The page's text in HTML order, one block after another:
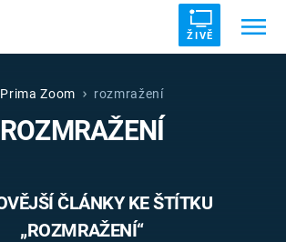
ŽIVĚ
UFO DRUHÁ SVĚTOVÁ VÁLKA
DÁVNOVĚKU
Prima Zoom rozmražení
ROZMRAŽENÍ
ČLÁNKY KE ŠTÍTKU
„ROZMRAŽENÍ“